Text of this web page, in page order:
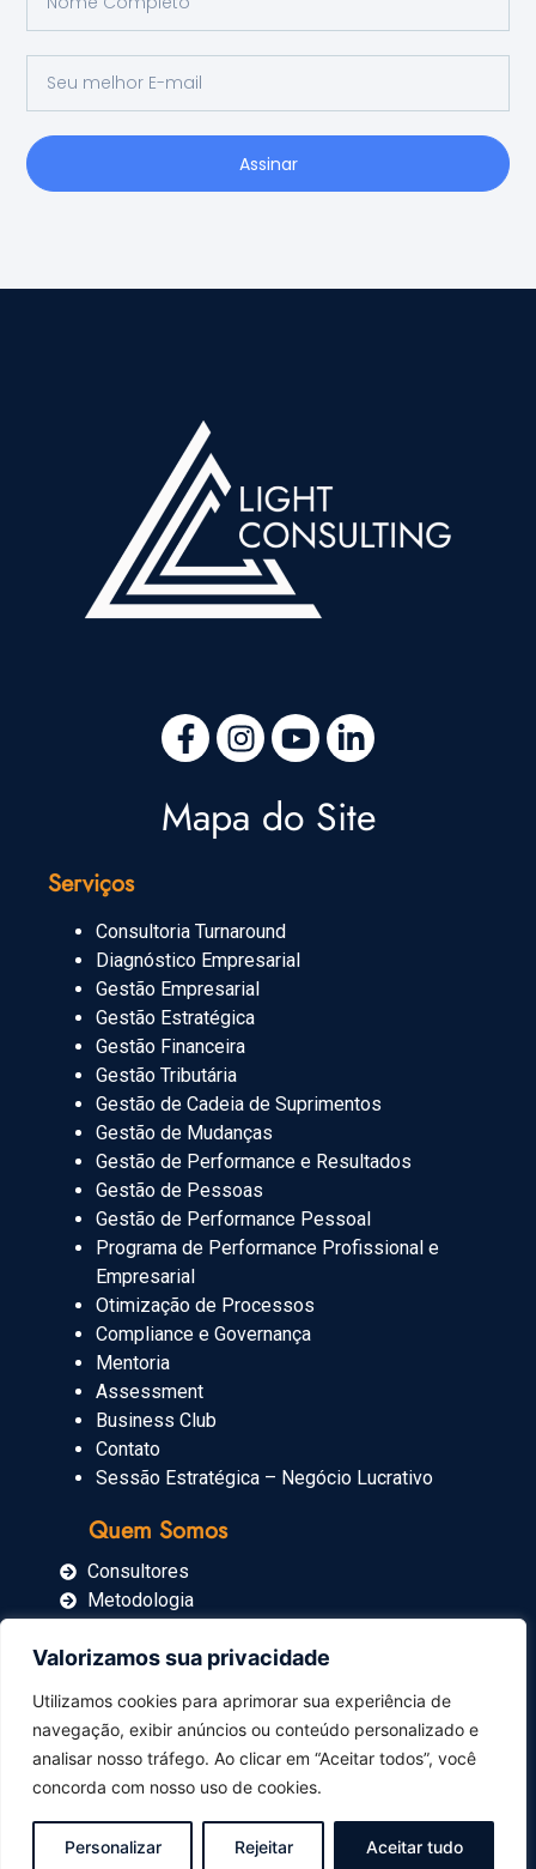
Valorizamos sua privacidade
Utilizamos cookies para aprimorar sua experiência de
navegação, exibir anúncios ou conteúdo personalizado e
analisar nosso tráfego. Ao clicar em “Aceitar todos”, você
concorda com nosso uso de cookies.
Personalizar Rejeitar Aceitar tudo
Assinar
Mapa do Site
Quem Somos
Consultores
Metodologia
Blog
Imprensa
Carrinho
Serviços
Consultoria Turnaround
Diagnóstico Empresarial
Gestão Empresarial
Gestão Estratégica
Gestão Financeira
Gestão Tributária
Gestão de Cadeia de Suprimentos
Gestão de Mudanças
Gestão de Performance e Resultados
Gestão de Pessoas
Gestão de Performance Pessoal
Programa de Performance Profissional e
Empresarial
Otimização de Processos
Compliance e Governança
Mentoria
Assessment
Business Club
Contato
Sessão Estratégica – Negócio Lucrativo